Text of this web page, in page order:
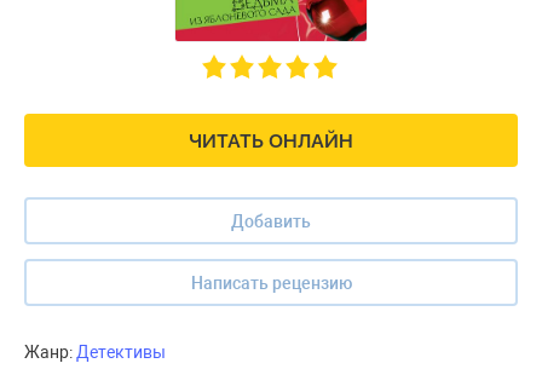
ЧИТАТЬ ОНЛАЙН
Добавить
Написать рецензию
Жанр:Детективы